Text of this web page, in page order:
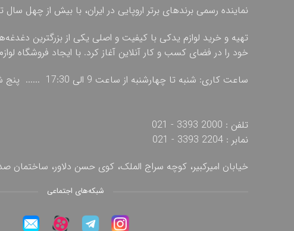
نماینده رسمی برندهای برتر اروپایی در ایران، با بیش از
تهیه و خرید لوازم یدکی با کیفیت و اصلی یکی از بزرگترین
خود را در فضای کسب و کار آنلاین آغاز کرد. با ایجاد فروشگاه
ساعت کاری: شنبه تا چهارشنبه از ساعت 9 الی 17:30 ...... پنج شنبه از ساعت 9 الی 13
تلفن : 2000 3393 - 021
نمابر : 2204 3393 - 021
خیابان امیرکبیر، کوچه سراج الملک، کوی حسن دلاور، ساختمان
شبکه‌های اجتماعی